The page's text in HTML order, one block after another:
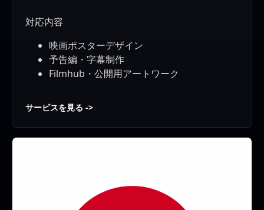
対応内容
映画ポスターデザイン
予告編・字幕制作
Filmhub・公開用アートワーク
サービスを見る